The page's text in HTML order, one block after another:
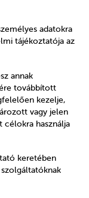
adatokra
tájékoztatója az
annak
továbbított
kezelje,
vagy jelen
célokra használja
keretében